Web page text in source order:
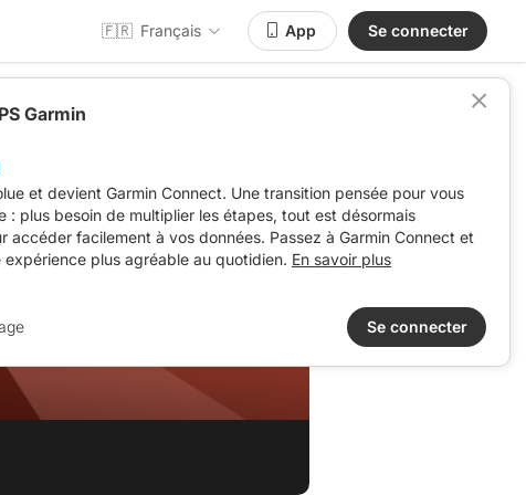
🇫🇷 Français App Se connecter
Garmin
et devient Garmin Connect. Une transition pensée pour vous
: plus besoin de multiplier les étapes, tout est désormais
accéder facilement à vos données. Passez à Garmin Connect et
expérience plus agréable au quotidien. En savoir plus
Se connecter